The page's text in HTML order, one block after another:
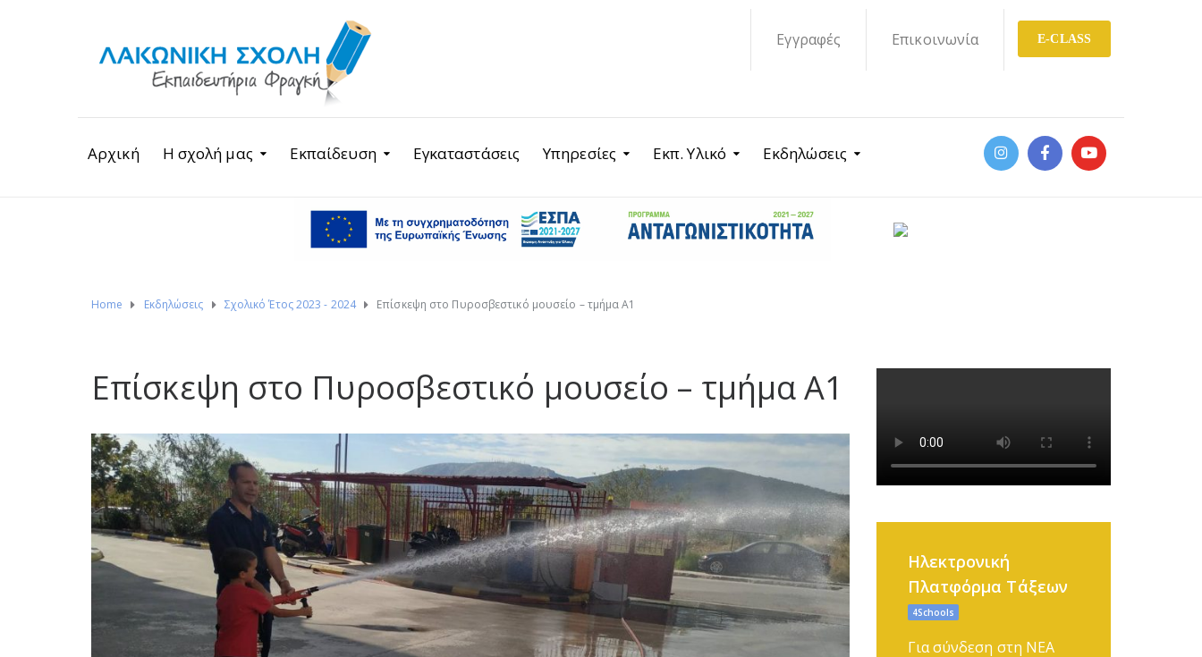
E-CLASS
Εγγραφές Επικοινωνία
Αρχική Η σχολή μας Εκπαίδευση Εγκαταστάσεις Υπηρεσίες Εκπ. Υλικό Εκδηλώσεις
Home Εκδηλώσεις Σχολικό Έτος 2023 - 2024 Επίσκεψη στο Πυροσβεστικό μουσείο – τμήμα Α1
Επίσκεψη στο Πυροσβεστικό μουσείο – τμήμα Α1
Ηλεκτρονική
Πλατφόρμα Τάξεων
4Schools
Για σύνδεση στη ΝΕΑ